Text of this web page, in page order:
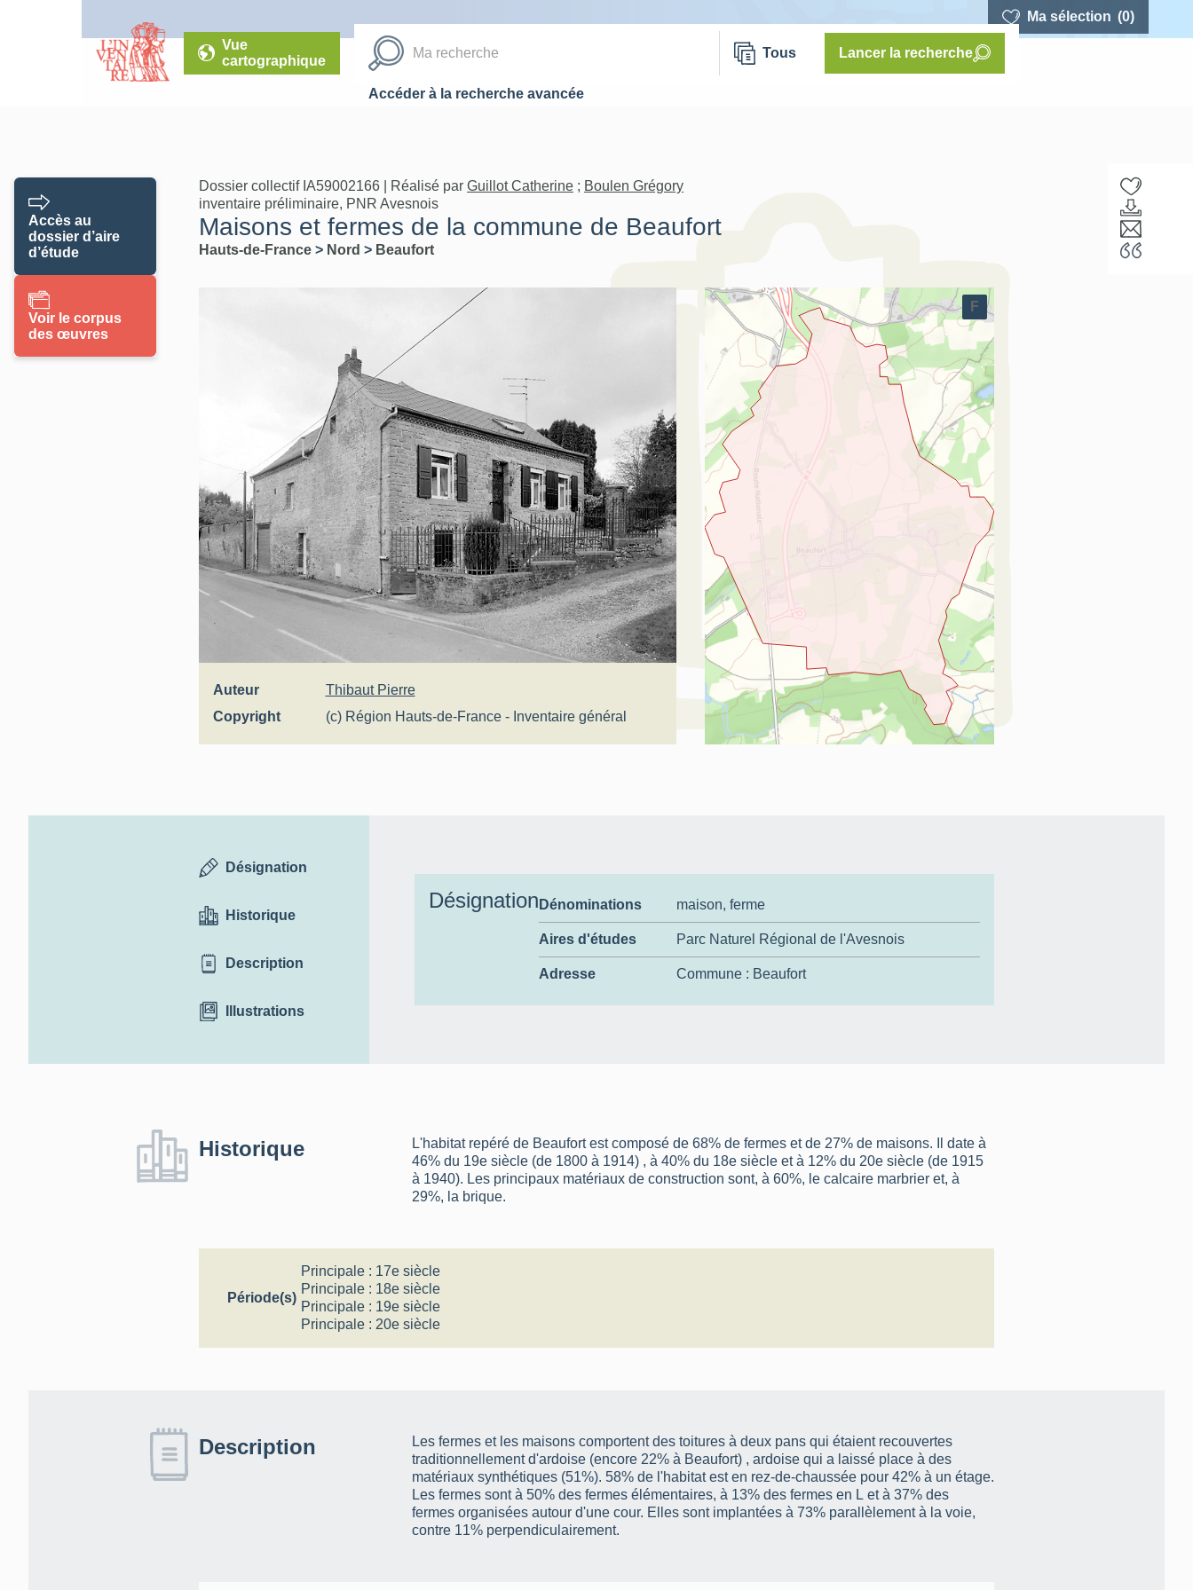
Ma sélection (0)
Vue
cartographique
Tous Lancer la recherche
Accéder à la recherche avancée
Dossier collectif IA59002166 | Réalisé par Guillot Catherine ; Boulen Grégory
inventaire préliminaire, PNR Avesnois
Maisons et fermes de la commune de Beaufort
Hauts-de-France > Nord > Beaufort
Auteur
Thibaut Pierre
Copyright
(c) Région Hauts-de-France - Inventaire général
F
Accès au
dossier d’aire
d’étude
Voir le corpus
des œuvres
Désignation
Historique
Description
Illustrations
Désignation Dénominations maison,ferme
Aires d'études Parc Naturel Régional de l'Avesnois
Adresse Commune : Beaufort
Historique
L'habitat repéré de Beaufort est composé de 68% de fermes et de 27% de maisons. Il date à
46% du 19e siècle (de 1800 à 1914) , à 40% du 18e siècle et à 12% du 20e siècle (de 1915
à 1940). Les principaux matériaux de construction sont, à 60%, le calcaire marbrier et, à
29%, la brique.
Période(s)
Principale : 17e siècle
Principale : 18e siècle
Principale : 19e siècle
Principale : 20e siècle
Description
Les fermes et les maisons comportent des toitures à deux pans qui étaient recouvertes
traditionnellement d'ardoise (encore 22% à Beaufort) , ardoise qui a laissé place à des
matériaux synthétiques (51%). 58% de l'habitat est en rez-de-chaussée pour 42% à un étage.
Les fermes sont à 50% des fermes élémentaires, à 13% des fermes en L et à 37% des
fermes organisées autour d'une cour. Elles sont implantées à 73% parallèlement à la voie,
contre 11% perpendiculairement.